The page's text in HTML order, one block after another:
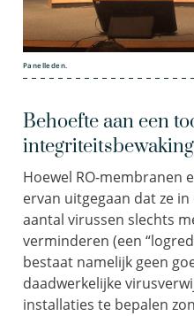
Panelleden.
Behoefte aan een
integriteitsbewaking
Hoewel RO-membranen
ervan uitgegaan dat ze
aantal virussen slechts
verminderen (een
bestaat namelijk geen
daadwerkelijke
installaties te bepalen